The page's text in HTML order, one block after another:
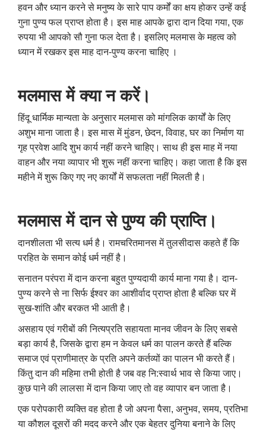
हवन और ध्यान करने से मनुष्य के सारे पाप कर्मों का क्षय होकर उन्हें कई
गुना पुण्य फल प्राप्त होता है। इस माह आपके द्वारा दान दिया गया, एक
रुपया भी आपको सौ गुना फल देता है। इसलिए मलमास के महत्व को
ध्यान में रखकर इस माह दान-पुण्य करना चाहिए ।
मलमास में क्या न करें।
हिंदू धार्मिक मान्यता के अनुसार मलमास को मांगलिक कार्यों के लिए
अशुभ माना जाता है। इस मास में मुंडन, छेदन, विवाह, घर का निर्माण या
गृह प्रवेश आदि शुभ कार्य नहीं करने चाहिए। साथ ही इस माह में नया
वाहन और नया व्यापार भी शुरू नहीं करना चाहिए। कहा जाता है कि इस
महीने में शुरू किए गए नए कार्यों में सफलता नहीं मिलती है।
मलमास में दान से पुण्य की प्राप्ति।
दानशीलता भी सत्य धर्म है। रामचरितमानस में तुलसीदास कहते हैं कि
परहित के समान कोई धर्म नहीं है।
सनातन परंपरा में दान करना बहुत पुण्यदायी कार्य माना गया है। दान-
पुण्य करने से ना सिर्फ ईश्वर का आशीर्वाद प्राप्त होता है बल्कि घर में
सुख-शांति और बरकत भी आती है।
असहाय एवं गरीबों की नित्यप्रति सहायता मानव जीवन के लिए सबसे
बड़ा कार्य है, जिसके द्वारा हम न केवल धर्म का पालन करते हैं बल्कि
समाज एवं प्राणीमात्र के प्रति अपने कर्तव्यों का पालन भी करते हैं।
किंतु दान की महिमा तभी होती है जब वह नि:स्वार्थ भाव से किया जाए।
कुछ पाने की लालसा में दान किया जाए तो वह व्यापार बन जाता है।
एक परोपकारी व्यक्ति वह होता है जो अपना पैसा, अनुभव, समय, प्रतिभा
या कौशल दूसरों की मदद करने और एक बेहतर दुनिया बनाने के लिए